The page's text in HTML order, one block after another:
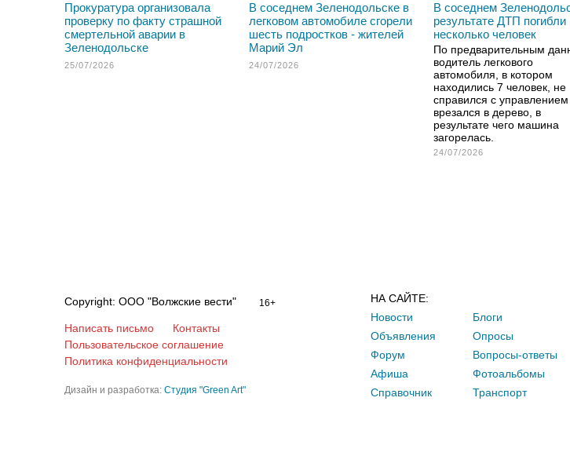
Прокуратура организовала
проверку по факту страшной
смертельной аварии в
Зеленодольске
25/07/2026
В соседнем Зеленодольске в
легковом автомобиле сгорели
шесть подростков - жителей
Марий Эл
24/07/2026
В соседнем
результате ДТП погибли
несколько человек
По предварительным
водитель легкового
автомобиля, в котором
находились 7 человек, не
справился с управлением
врезался в дерево, в
результате чего машина
загорелась.
24/07/2026
Copyright: ООО "Волжские вести" 16+
Написать письмо
Контакты
Пользовательское соглашение
Политика конфиденциальности
Дизайн и разработка: Студия "Green Art"
НА САЙТЕ:
Новости
Объявления
Форум
Афиша
Справочник
Блоги
Опросы
Вопросы-ответы
Фотоальбомы
Транспорт